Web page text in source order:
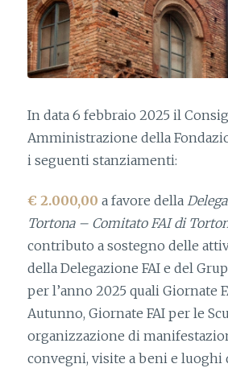
In data 6 febbraio 2025 il
Amministrazione della
i seguenti stanziamenti:
€ 2.000,00 a favore della
Tortona – Comitato FAI di
contributo a sostegno delle
della Delegazione FAI e del
per l’anno 2025 quali Giornate
Autunno, Giornate FAI per le
organizzazione di
convegni, visite a beni e